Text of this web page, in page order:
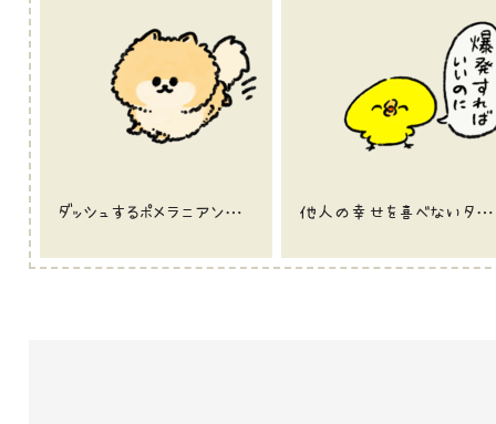
ダッシュするポメラニアンのイラスト 他人の幸せを喜べないタイプのひよこのイラスト